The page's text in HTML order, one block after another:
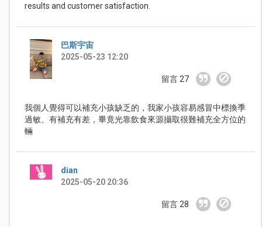
results and customer satisfaction.
巴斯宇宙
2025-05-23 12:20
留言 27
我個人覺得可以補充小孩缺乏的，我家小孩容易感冒中標換季
過敏、有補充有差，畢竟光靠飲食來源攝取很難補充全方位的
輛
dian
2025-05-20 20:36
留言 28